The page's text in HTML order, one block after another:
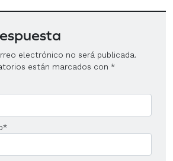
electrónico no será publicada.
están marcados con *
*